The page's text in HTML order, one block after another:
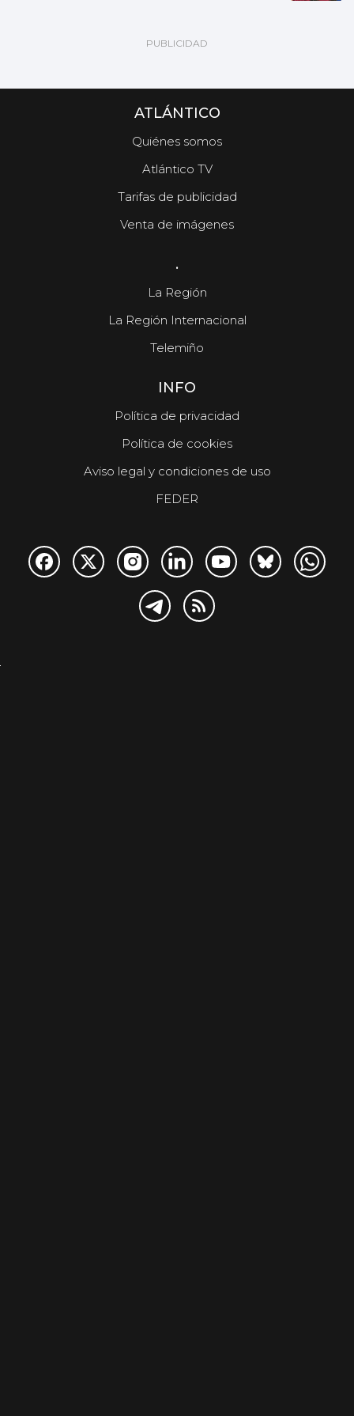
ATLÁNTICO
Quiénes somos
Atlántico TV
Tarifas de publicidad
Venta de imágenes
.
La Región
La Región Internacional
Telemiño
INFO
Política de privacidad
Política de cookies
Aviso legal y condiciones de uso
FEDER